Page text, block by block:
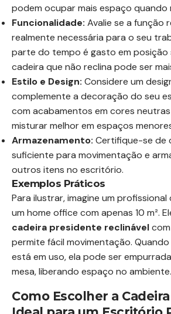
podem ocupar mais espaço quando
Funcionalidade: Avalie se a função
realmente necessária para o seu
parte do tempo é gasto em posição
cadeira que não reclina pode ser
Estilo e Design: Considere um
complemente a decoração do seu
com acabamentos em cores
misturar melhor em espaços
Armazenamento: Certifique-se de
suficiente para movimentação e
outros itens no escritório.
Exemplos Práticos
Para ilustrar, imagine um
um home office com apenas 10 m².
cadeira presidente reclinável
permite fácil movimentação.
está em uso, ela pode ser
mesa, liberando espaço no ambiente.
Como Escolher a